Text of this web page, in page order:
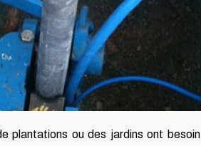
plantations ou des jardins ont